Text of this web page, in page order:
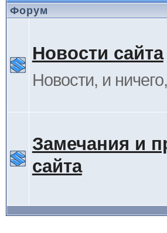
Форум
Новости сайта
Новости, и
Замечания и
сайта